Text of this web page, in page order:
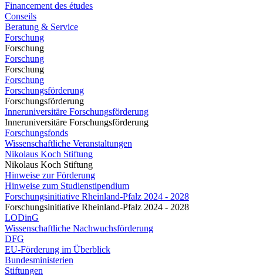
Financement des études
Conseils
Beratung & Service
Forschung
Forschung
Forschung
Forschung
Forschung
Forschungsförderung
Forschungsförderung
Inneruniversitäre Forschungsförderung
Inneruniversitäre Forschungsförderung
Forschungsfonds
Wissenschaftliche Veranstaltungen
Nikolaus Koch Stiftung
Nikolaus Koch Stiftung
Hinweise zur Förderung
Hinweise zum Studienstipendium
Forschungsinitiative Rheinland-Pfalz 2024 - 2028
Forschungsinitiative Rheinland-Pfalz 2024 - 2028
LODinG
Wissenschaftliche Nachwuchsförderung
DFG
EU-Förderung im Überblick
Bundesministerien
Stiftungen